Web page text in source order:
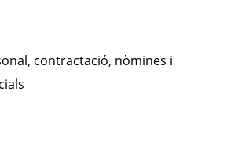
contractació, nòmines i